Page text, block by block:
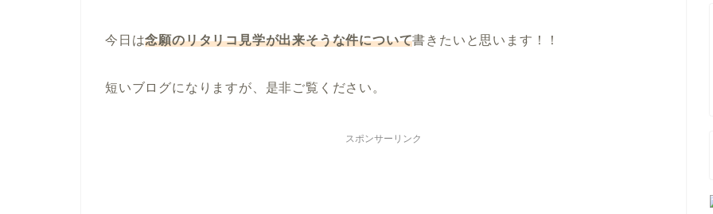
今日は念願のリタリコ見学が出来そうな件について書きたいと思います！！
短いブログになりますが、是非ご覧ください。
スポンサーリンク